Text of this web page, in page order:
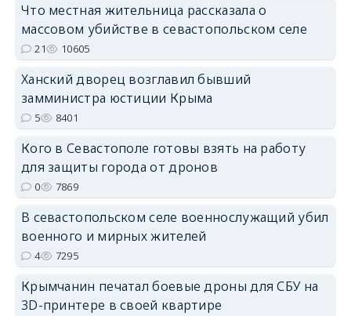
erid: 2SDnjdPjgYS
Что местная жительница рассказала о
массовом убийстве в севастопольском селе
21 10605
Ханский дворец возглавил бывший
замминистра юстиции Крыма
5 8401
Кого в Севастополе готовы взять на работу
для защиты города от дронов
0 7869
В севастопольском селе военнослужащий убил
военного и мирных жителей
4 7295
Крымчанин печатал боевые дроны для СБУ на
3D-принтере в своей квартире